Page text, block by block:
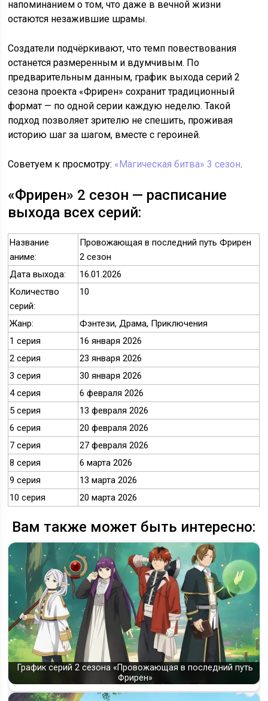
напоминанием о том, что даже в вечной жизни
остаются незажившие шрамы.
Создатели подчёркивают, что темп повествования
останется размеренным и вдумчивым. По
предварительным данным, график выхода серий 2
сезона проекта «Фрирен» сохранит традиционный
формат — по одной серии каждую неделю. Такой
подход позволяет зрителю не спешить, проживая
историю шаг за шагом, вместе с героиней.
Советуем к просмотру: «Магическая битва» 3 сезон.
«Фрирен» 2 сезон — расписание
выхода всех серий:
Название
аниме:
Провожающая в последний путь Фрирен
2 сезон
Дата выхода:
16.01.2026
Количество
серий:
10
Жанр:
Фэнтези, Драма, Приключения
1 серия
16 января 2026
2 серия
23 января 2026
3 серия
30 января 2026
4 серия
6 февраля 2026
5 серия
13 февраля 2026
6 серия
20 февраля 2026
7 серия
27 февраля 2026
8 серия
6 марта 2026
9 серия
13 марта 2026
10 серия
20 марта 2026
Вам также может быть интересно:
График серий 2 сезона «Провожающая в последний путь
Фрирен»